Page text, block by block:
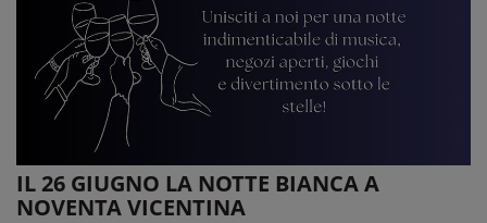
IL 26 GIUGNO LA NOTTE BIANCA A
NOVENTA VICENTINA